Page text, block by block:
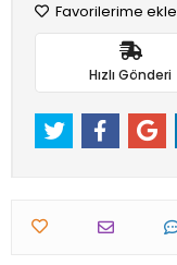
Favorilerime ekle
Hızlı Gönderi